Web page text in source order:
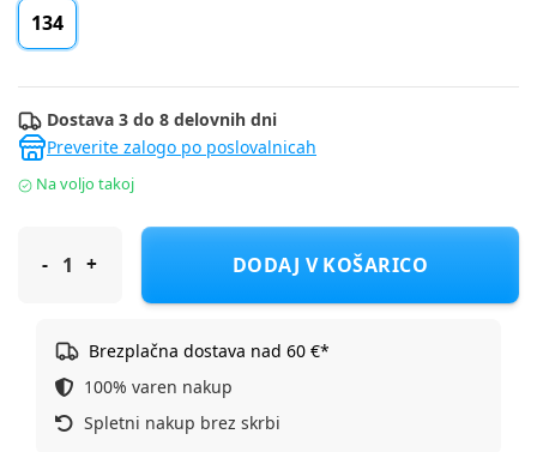
134
Dostava 3 do 8 delovnih dni
Preverite zalogo po poslovalnicah
Na voljo takoj
Cool Club hlače denim DH CJG3123080 D Črna 134
DODAJ V KOŠARICO
Brezplačna dostava nad 60 €*
100% varen nakup
Spletni nakup brez skrbi